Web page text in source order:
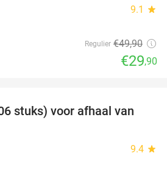
9.1 star
Regulier €49,90
€29,90
35%
stuks) voor afhaal van
9.4 star